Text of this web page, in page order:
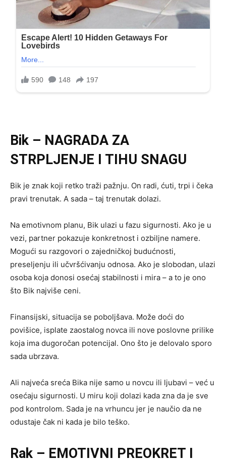
Bik – NAGRADA ZA
STRPLJENJE I TIHU SNAGU
Bik je znak koji retko traži pažnju. On radi, ćuti, trpi i čeka
pravi trenutak. A sada – taj trenutak dolazi.
Na emotivnom planu, Bik ulazi u fazu sigurnosti. Ako je u
vezi, partner pokazuje konkretnost i ozbiljne namere.
Mogući su razgovori o zajedničkoj budućnosti,
preseljenju ili učvršćivanju odnosa. Ako je slobodan, ulazi
osoba koja donosi osećaj stabilnosti i mira – a to je ono
što Bik najviše ceni.
Finansijski, situacija se poboljšava. Može doći do
povišice, isplate zaostalog novca ili nove poslovne prilike
koja ima dugoročan potencijal. Ono što je delovalo sporo
sada ubrzava.
Ali najveća sreća Bika nije samo u novcu ili ljubavi – već u
osećaju sigurnosti. U miru koji dolazi kada zna da je sve
pod kontrolom. Sada je na vrhuncu jer je naučio da ne
odustaje čak ni kada je bilo teško.
Rak – EMOTIVNI PREOKRET I